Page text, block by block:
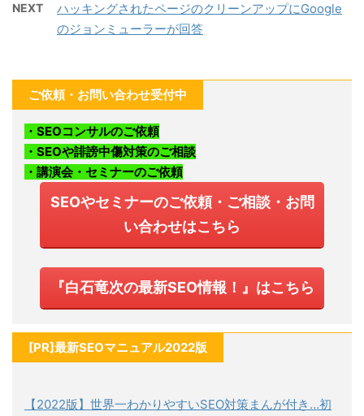
NEXT
ハッキングされたページのクリーンアップにGoogle
のジョンミューラーが回答
ご依頼・お問い合わせ受付中
・SEOコンサルのご依頼
・SEOや誹謗中傷対策のご相談
・講演会・セミナーのご依頼
SEOやセミナーのご依頼・ご相談・お問
い合わせはこちら
『白石竜次の最新SEO情報！』はこちら
[PR]最新SEOマニュアル2022版
【2022版】世界一わかりやすいSEO対策まんが付き…初